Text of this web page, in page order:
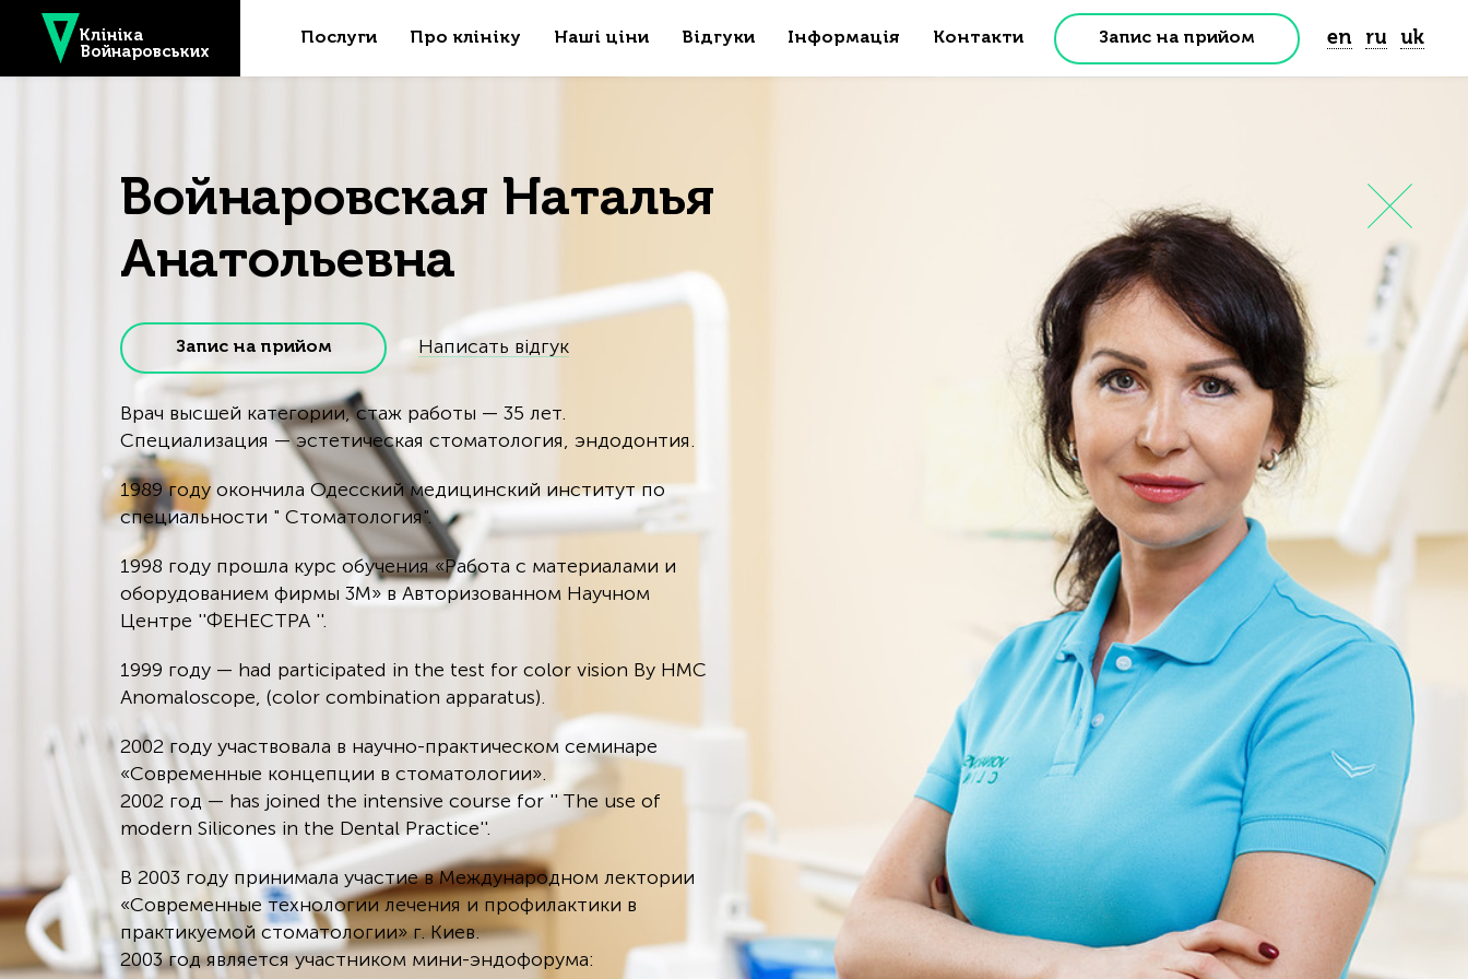
Клініка
Войнаровських
Послуги Про клініку Наші ціни Відгуки Інформація Контакти Запис на прийом en ru uk
Войнаровская Наталья
Анатольевна
Запис на прийом Написать відгук
Врач высшей категории, стаж работы — 35 лет.
Специализация — эстетическая стоматология, эндодонтия.
1989 году окончила Одесский медицинский институт по
специальности " Стоматология".
1998 году прошла курс обучения «Работа с материалами и
оборудованием фирмы 3М» в Авторизованном Научном
Центре ''ФЕНЕСТРА ''.
1999 году — had participated in the test for color vision By HMC
Anomaloscope, (color combination apparatus).
2002 году участвовала в научно-практическом семинаре
«Современные концепции в стоматологии».
2002 год — has joined the intensive course for '' The use of
modern Silicones in the Dental Practice''.
В 2003 году принимала участие в Международном лектории
«Современные технологии лечения и профилактики в
практикуемой стоматологии» г. Киев.
2003 год является участником мини-эндофорума: